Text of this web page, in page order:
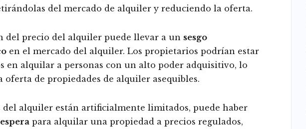
del mercado de alquiler y reduciendo la oferta.
del precio del alquiler puede llevar a un sesgo
en el mercado del alquiler. Los propietarios podrían estar
en alquilar a personas con un alto poder adquisitivo, lo
oferta de propiedades de alquiler asequibles.
del alquiler están artificialmente limitados, puede haber
para alquilar una propiedad a precios regulados,